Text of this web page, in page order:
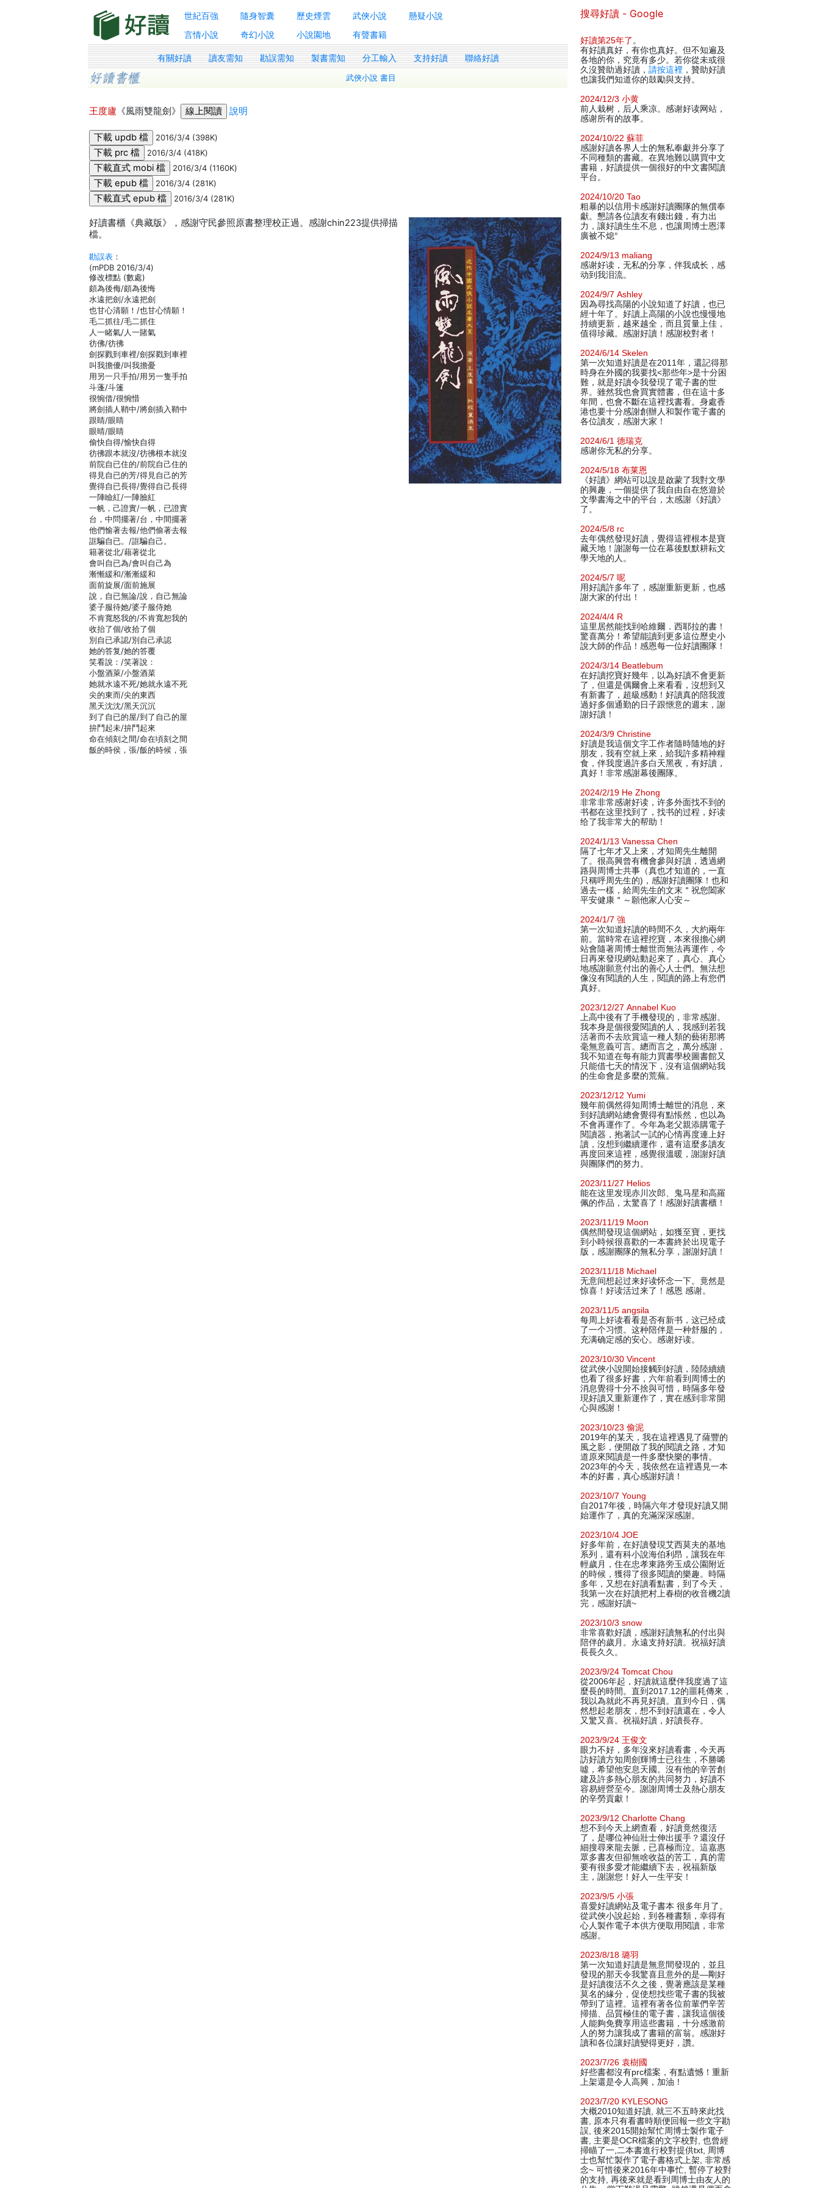
世紀百強 隨身智囊 歷史煙雲 武俠小說
懸疑小說
言情小說
奇幻小說 小說園地 有聲書籍
有關好讀 讀友需知 勘誤需知 製書需知 分工輸入 支持好讀 聯絡好讀
武俠小說 書目
王度廬 《風雨雙龍劍》 說明
2016/3/4 (398K)
2016/3/4 (418K)
2016/3/4 (1160K)
2016/3/4 (281K)
2016/3/4 (281K)
好讀書櫃《典藏版》，感謝守民參照原書整理校正過。感謝chin223提供掃描
檔。
勘誤表 ：
(mPDB 2016/3/4)
修改標點 (數處)
頗為後侮/頗為後悔
水遠把劍/永遠把劍
也甘心清願！/也甘心情願！
毛二抓往/毛二抓住
人一睹氣/人一賭氣
彷佛/彷彿
劍探戮到車裡/劍探戳到車裡
叫我擔優/叫我擔憂
用另一只手拍/用另一隻手拍
斗蓬/斗篷
很惋借/很惋惜
將劍插人鞘中/將劍插入鞘中
跟睛/眼睛
眼晴/眼睛
偷快自得/愉快自得
彷彿跟本就沒/彷彿根本就沒
前院自已住的/前院自己住的
得見自已的芳/得見自己的芳
覺得自已長得/覺得自己長得
一陣瞼紅/一陣臉紅
一帆，己證實/一帆，已證實
台，中問擺著/台，中間擺著
他們愉著去報/他們偷著去報
誆騙自已。/誆騙自己。
籍著從北/藉著從北
會叫自已為/會叫自己為
漸慚緩和/漸漸緩和
面前旋展/面前施展
說，自已無論/說，自己無論
婆子服待她/婆子服侍她
不肯寬怒我的/不肯寬恕我的
收抬了個/收拾了個
別自已承認/別自己承認
她的答复/她的答覆
笑看說：/笑著說：
小盤酒萊/小盤酒菜
她就水遠不死/她就永遠不死
尖的東而/尖的東西
黑天沈沈/黑天沉沉
到了自已的屋/到了自己的屋
拚鬥起未/拚鬥起來
命在傾刻之間/命在頃刻之間
飯的時侯，張/飯的時候，張
搜尋好讀 - Google
好讀第25年了 。
有好讀真好，有你也真好。但不知遍及
各地的你，究竟有多少。若你從未或很
久沒贊助過好讀， 請按這裡 ，贊助好讀
也讓我們知道你的鼓勵與支持。
2024/12/3 小黄
前人栽树，后人乘凉。感谢好读网站，
感谢所有的故事。
2024/10/22 蘇菲
感謝好讀各界人士的無私奉獻并分享了
不同種類的書藏。在異地難以購買中文
書籍，好讀提供一個很好的中文書閱讀
平台。
2024/10/20 Tao
粗暴的以信用卡感謝好讀團隊的無償奉
獻。懇請各位讀友有錢出錢，有力出
力，讓好讀生生不息，也讓周博士恩澤
廣被不熄°
2024/9/13 maliang
感谢好读，无私的分享，伴我成长，感
动到我泪流。
2024/9/7 Ashley
因為尋找高陽的小說知道了好讀，也已
經十年了。好讀上高陽的小說也慢慢地
持續更新，越來越全，而且質量上佳，
值得珍藏。感謝好讀！感謝校對者！
2024/6/14 Skelen
第一次知道好讀是在2011年，還記得那
時身在外國的我要找<那些年>是十分困
難，就是好讀令我發現了電子書的世
界。雖然我也會買實體書，但在這十多
年間，也會不斷在這裡找書看。身處香
港也要十分感謝創辦人和製作電子書的
各位讀友，感謝大家！
2024/6/1 德瑞克
感谢你无私的分享。
2024/5/18 布莱恩
《好讀》網站可以說是啟蒙了我對文學
的興趣，一個提供了我自由自在悠遊於
文學書海之中的平台，太感謝《好讀》
了。
2024/5/8 rc
去年偶然發現好讀，覺得這裡根本是寶
藏天地！謝謝每一位在幕後默默耕耘文
學天地的人。
2024/5/7 呢
用好讀許多年了，感謝重新更新，也感
謝大家的付出！
2024/4/4 R
這里居然能找到哈維爾．西耶拉的書！
驚喜萬分！希望能讀到更多這位歷史小
說大師的作品！感恩每一位好讀團隊！
2024/3/14 Beatlebum
在好讀挖寶好幾年，以為好讀不會更新
了，但還是偶爾會上來看看，沒想到又
有新書了，超級感動！好讀真的陪我渡
過好多個通勤的日子跟愜意的週末，謝
謝好讀！
2024/3/9 Christine
好讀是我這個文字工作者隨時隨地的好
朋友，我有空就上來，給我許多精神糧
食，伴我度過許多白天黑夜，有好讀，
真好！非常感謝幕後團隊。
2024/2/19 He Zhong
非常非常感谢好读，许多外面找不到的
书都在这里找到了，找书的过程，好读
给了我非常大的帮助！
2024/1/13 Vanessa Chen
隔了七年才又上來，才知周先生離開
了。很高興曾有機會參與好讀，透過網
路與周博士共事（真也才知道的，一直
只稱呼周先生的)，感謝好讀團隊！也和
過去一樣，給周先生的文末＂祝您闔家
平安健康＂～願他家人心安～
2024/1/7 強
第一次知道好讀的時間不久，大約兩年
前。當時常在這裡挖寶，本來很擔心網
站會隨著周博士離世而無法再運作，今
日再來發現網站動起來了，真心、真心
地感謝願意付出的善心人士們。無法想
像沒有閱讀的人生，閱讀的路上有您們
真好。
2023/12/27 Annabel Kuo
上高中後有了手機發現的，非常感謝。
我本身是個很愛閱讀的人，我感到若我
活著而不去欣賞這一種人類的藝術那將
毫無意義可言。總而言之，萬分感謝，
我不知道在每有能力買書學校圖書館又
只能借七天的情況下，沒有這個網站我
的生命會是多麼的荒蕪。
2023/12/12 Yumi
幾年前偶然得知周博士離世的消息，來
到好讀網站總會覺得有點悵然，也以為
不會再運作了。今年為老父親添購電子
閱讀器，抱著試一試的心情再度連上好
讀，沒想到繼續運作，還有這麼多讀友
再度回來這裡，感覺很溫暖，謝謝好讀
與團隊們的努力。
2023/11/27 Helios
能在这里发现赤川次郎、鬼马星和高羅
佩的作品，太驚喜了！感謝好讀書櫃！
2023/11/19 Moon
偶然間發現這個網站，如獲至寶，更找
到小時候很喜歡的一本書終於出現電子
版，感謝團隊的無私分享，謝謝好讀！
2023/11/18 Michael
无意间想起过来好读怀念一下。竟然是
惊喜！好读活过来了！感恩 感谢。
2023/11/5 angsila
每周上好读看看是否有新书，这已经成
了一个习惯。这种陪伴是一种舒服的，
充满确定感的安心。感谢好读。
2023/10/30 Vincent
從武俠小說開始接觸到好讀，陸陸續續
也看了很多好書，六年前看到周博士的
消息覺得十分不捨與可惜，時隔多年發
現好讀又重新運作了，實在感到非常開
心與感謝！
2023/10/23 偷泥
2019年的某天，我在這裡遇見了薩豐的
風之影，便開啟了我的閱讀之路，才知
道原來閱讀是一件多麼快樂的事情。
2023年的今天，我依然在這裡遇見一本
本的好書，真心感謝好讀！
2023/10/7 Young
自2017年後，時隔六年才發現好讀又開
始運作了，真的充滿深深感謝。
2023/10/4 JOE
好多年前，在好讀發現艾西莫夫的基地
系列，還有科小說海伯利昂，讓我在年
輕歲月，住在忠孝東路旁玉成公園附近
的時候，獲得了很多閱讀的樂趣。時隔
多年，又想在好讀看點書，到了今天，
我第一次在好讀把村上春樹的收音機2讀
完，感謝好讀~
2023/10/3 snow
非常喜歡好讀，感謝好讀無私的付出與
陪伴的歲月。永遠支持好讀。祝福好讀
長長久久。
2023/9/24 Tomcat Chou
從2006年起，好讀就這麼伴我度過了這
麼長的時間。直到2017.12的噩耗傳來，
我以為就此不再見好讀。直到今日，偶
然想起老朋友，想不到好讀還在，令人
又驚又喜。祝福好讀，好讀長存。
2023/9/24 王俊文
眼力不好，多年沒來好讀看書，今天再
訪好讀方知周劍輝博士已往生，不勝唏
噓，希望他安息天國。沒有他的辛苦創
建及許多熱心朋友的共同努力，好讀不
容易經營至今。謝謝周博士及熱心朋友
的辛勞貢獻！
2023/9/12 Charlotte Chang
想不到今天上網查看，好讀竟然復活
了，是哪位神仙壯士伸出援手？還沒仔
細搜尋來龍去脈，已喜極而泣。這嘉惠
眾多書友但卻無啥收益的苦工，真的需
要有很多愛才能繼續下去，祝福新版
主，謝謝您！好人一生平安！
2023/9/5 小張
喜愛好讀網站及電子書本 很多年月了。
從武俠小說起始，到各種書類，幸得有
心人製作電子本供方便取用閱讀，非常
感謝。
2023/8/18 璐羽
第一次知道好讀是無意間發現的，並且
發現的那天令我驚喜且意外的是—剛好
是好讀復活不久之後，覺著應該是某種
莫名的緣分，促使想找些電子書的我被
帶到了這裡。這裡有著各位前輩們辛苦
掃描、品質極佳的電子書，讓我這個後
人能夠免費享用這些書籍，十分感激前
人的努力讓我成了書籍的富翁。感謝好
讀和各位讓好讀變得更好，讚。
2023/7/26 袁樹國
好些書都沒有prc檔案，有點遺憾！重新
上架還是令人高興，加油！
2023/7/20 KYLESONG
大概2010知道好讀, 就三不五時來此找
書, 原本只有看書時順便回報一些文字勘
誤, 後來2015開始幫忙周博士製作電子
書, 主要是OCR檔案的文字校對, 也曾經
掃瞄了一,二本書進行校對提供txt, 周博
士也幫忙製作了電子書格式上架, 非常感
念~ 可惜後來2016年中事忙, 暫停了校對
的支持, 再後來就是看到周博士由友人的